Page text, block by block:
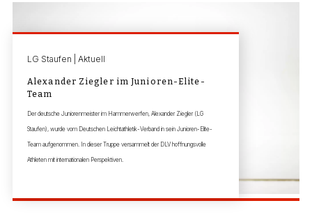
LG Staufen | Aktuell
Alexander Ziegler im Junioren-Elite-
Team
Der deutsche Juniorenmeister im Hammerwerfen, Alexander Ziegler (LG
Staufen), wurde vom Deutschen Leichtathletik-Verband in sein Junioren-Elite-
Team aufgenommen. In dieser Truppe versammelt der DLV hoffnungsvolle
Athleten mit internationalen Perspektiven.